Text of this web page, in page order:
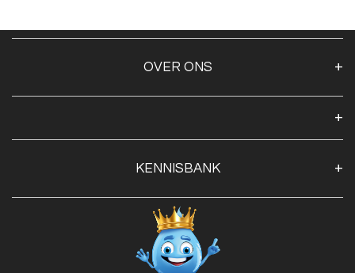
OVER ONS
Openingstijden
Contact
Privacy Policy
Veilig betalen met:
KENNISBANK
Blog
Advies
Red Label Filter Series